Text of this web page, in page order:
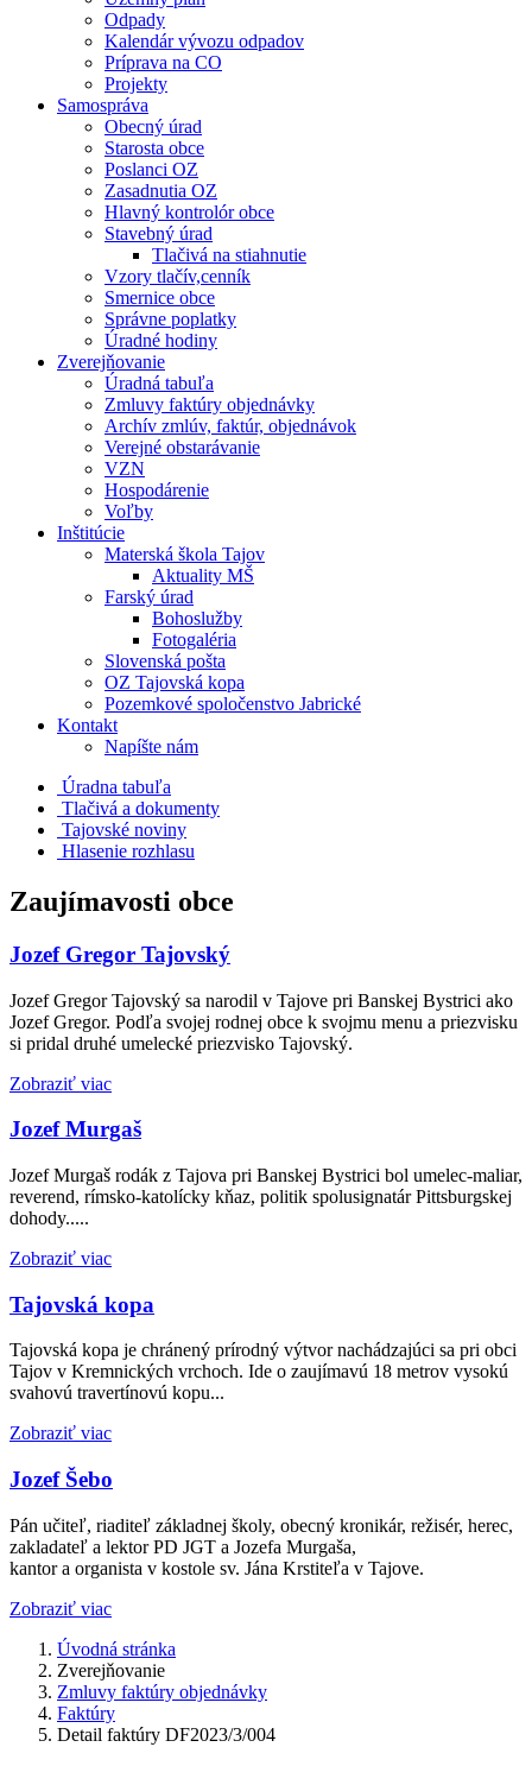
Odpady
Kalendár vývozu odpadov
Príprava na CO
Projekty
Samospráva
Obecný úrad
Starosta obce
Poslanci OZ
Zasadnutia OZ
Hlavný kontrolór obce
Stavebný úrad
Tlačivá na stiahnutie
Vzory tlačív,cenník
Smernice obce
Správne poplatky
Úradné hodiny
Zverejňovanie
Úradná tabuľa
Zmluvy faktúry objednávky
Archív zmlúv, faktúr, objednávok
Verejné obstarávanie
VZN
Hospodárenie
Voľby
Inštitúcie
Materská škola Tajov
Aktuality MŠ
Farský úrad
Bohoslužby
Fotogaléria
Slovenská pošta
OZ Tajovská kopa
Pozemkové spoločenstvo Jabrické
Kontakt
Napíšte nám
Úradna tabuľa
Tlačivá a dokumenty
Tajovské noviny
Hlasenie rozhlasu
Zaujímavosti obce
Jozef Gregor Tajovský
Jozef Gregor Tajovský sa narodil v Tajove pri Banskej Bystrici ako
Jozef Gregor. Podľa svojej rodnej obce k svojmu menu a priezvisku
si pridal druhé umelecké priezvisko Tajovský.
Zobraziť viac
Jozef Murgaš
Jozef Murgaš rodák z Tajova pri Banskej Bystrici bol umelec-maliar,
reverend, rímsko-katolícky kňaz, politik spolusignatár Pittsburgskej
dohody.....
Zobraziť viac
Tajovská kopa
Tajovská kopa je chránený prírodný výtvor nachádzajúci sa pri obci
Tajov v Kremnických vrchoch. Ide o zaujímavú 18 metrov vysokú
svahovú travertínovú kopu...
Zobraziť viac
Jozef Šebo
Pán učiteľ, riaditeľ základnej školy, obecný kronikár, režisér, herec,
zakladateľ a lektor PD JGT a Jozefa Murgaša,
kantor a organista v kostole sv. Jána Krstiteľa v Tajove.
Zobraziť viac
Úvodná stránka
Zverejňovanie
Zmluvy faktúry objednávky
Faktúry
Detail faktúry DF2023/3/004